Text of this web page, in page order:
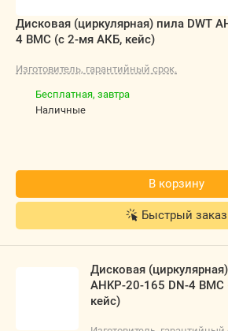
Изготовитель, гарантийный
Бесплатная,завтра
Быстрый заказ
Дисковая (циркулярная)
Изготовитель, гарантийный
Бесплатная,10 августа